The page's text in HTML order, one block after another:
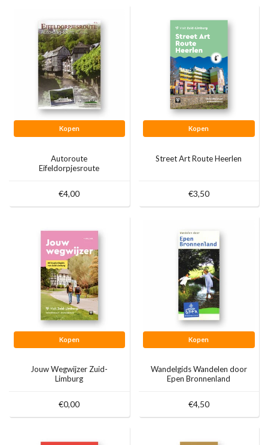
Kopen
Autoroute
Eifeldorpjesroute
€4,00
Kopen
Street Art Route Heerlen
€3,50
Kopen
Jouw Wegwijzer Zuid-
Limburg
€0,00
Kopen
Wandelgids Wandelen door
Epen Bronnenland
€4,50